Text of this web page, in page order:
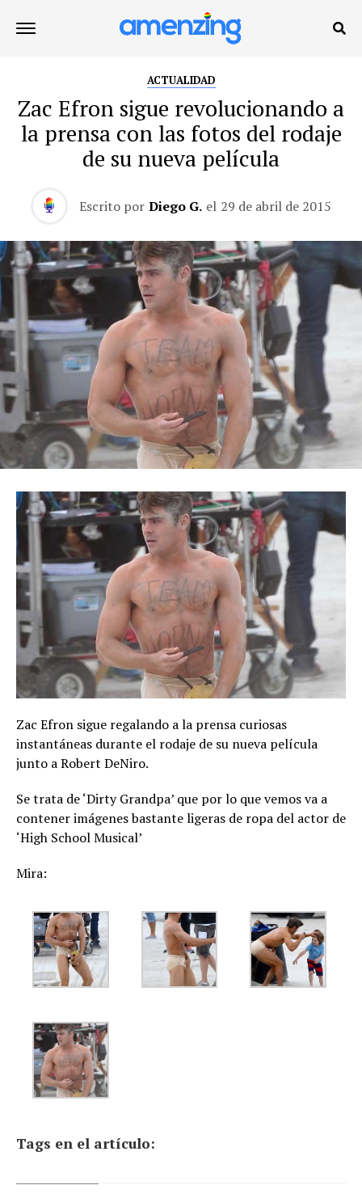
ACTUALIDAD
Zac Efron sigue revolucionando a
la prensa con las fotos del rodaje
de su nueva película
Escrito por Diego G. el 29 de abril de 2015
Zac Efron sigue regalando a la prensa curiosas
instantáneas durante el rodaje de su nueva película
junto a Robert DeNiro.
Se trata de ‘Dirty Grandpa’ que por lo que vemos va a
contener imágenes bastante ligeras de ropa del actor de
‘High School Musical’
Mira:
Tags en el artículo: